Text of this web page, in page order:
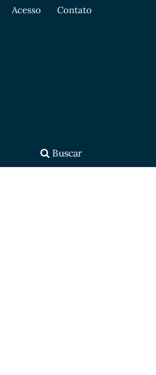
Buscar
Acesso Contato